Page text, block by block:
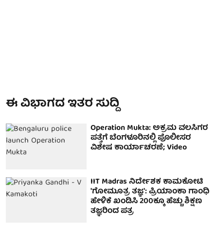
ಈ ವಿಭಾಗದ ಇತರ ಸುದ್ದಿ
Operation Mukta: ಅಕ್ರಮ ವಲಸಿಗರ
ಪತ್ತೆಗೆ ಬೆಂಗಳೂರಿನಲ್ಲಿ ಪೊಲೀಸರ
ವಿಶೇಷ ಕಾರ್ಯಾಚರಣೆ; Video
IIT Madras ನಿರ್ದೇಶಕ ಕಾಮಕೋಟಿ
'ಗೋಮೂತ್ರ ತಜ್ಞ': ಪ್ರಿಯಾಂಕಾ ಗಾಂಧಿ
ಹೇಳಿಕೆ ಖಂಡಿಸಿ 200ಕ್ಕೂ ಹೆಚ್ಚು ಶಿಕ್ಷಣ
ತಜ್ಞರಿಂದ ಪತ್ರ